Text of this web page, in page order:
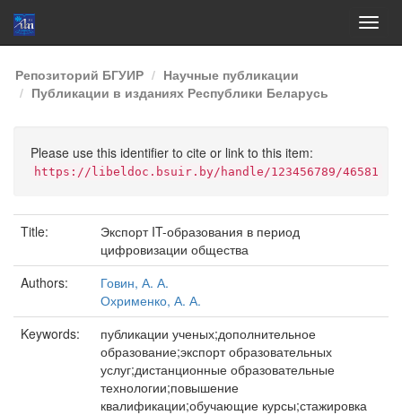
Skip
navigation
Репозиторий БГУИР
Научные публикации
Публикации в изданиях Республики Беларусь
Please use this identifier to cite or link to this item:
https://libeldoc.bsuir.by/handle/123456789/46581
Title:
Экспорт IT-образования в период
цифровизации общества
Authors:
Говин, А. А.
Охрименко, А. А.
Keywords:
публикации ученых;дополнительное
образование;экспорт образовательных
услуг;дистанционные образовательные
технологии;повышение
квалификации;обучающие курсы;стажировка